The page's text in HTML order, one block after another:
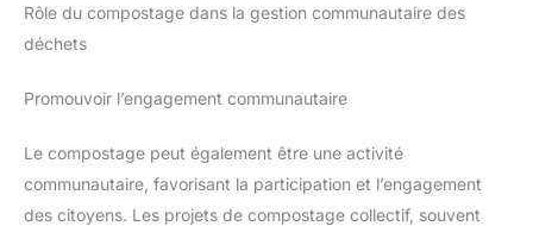
Rôle du compostage dans la gestion communautaire des
déchets
Promouvoir l’engagement communautaire
Le compostage peut également être une activité
communautaire, favorisant la participation et l’engagement
des citoyens. Les projets de compostage collectif, souvent